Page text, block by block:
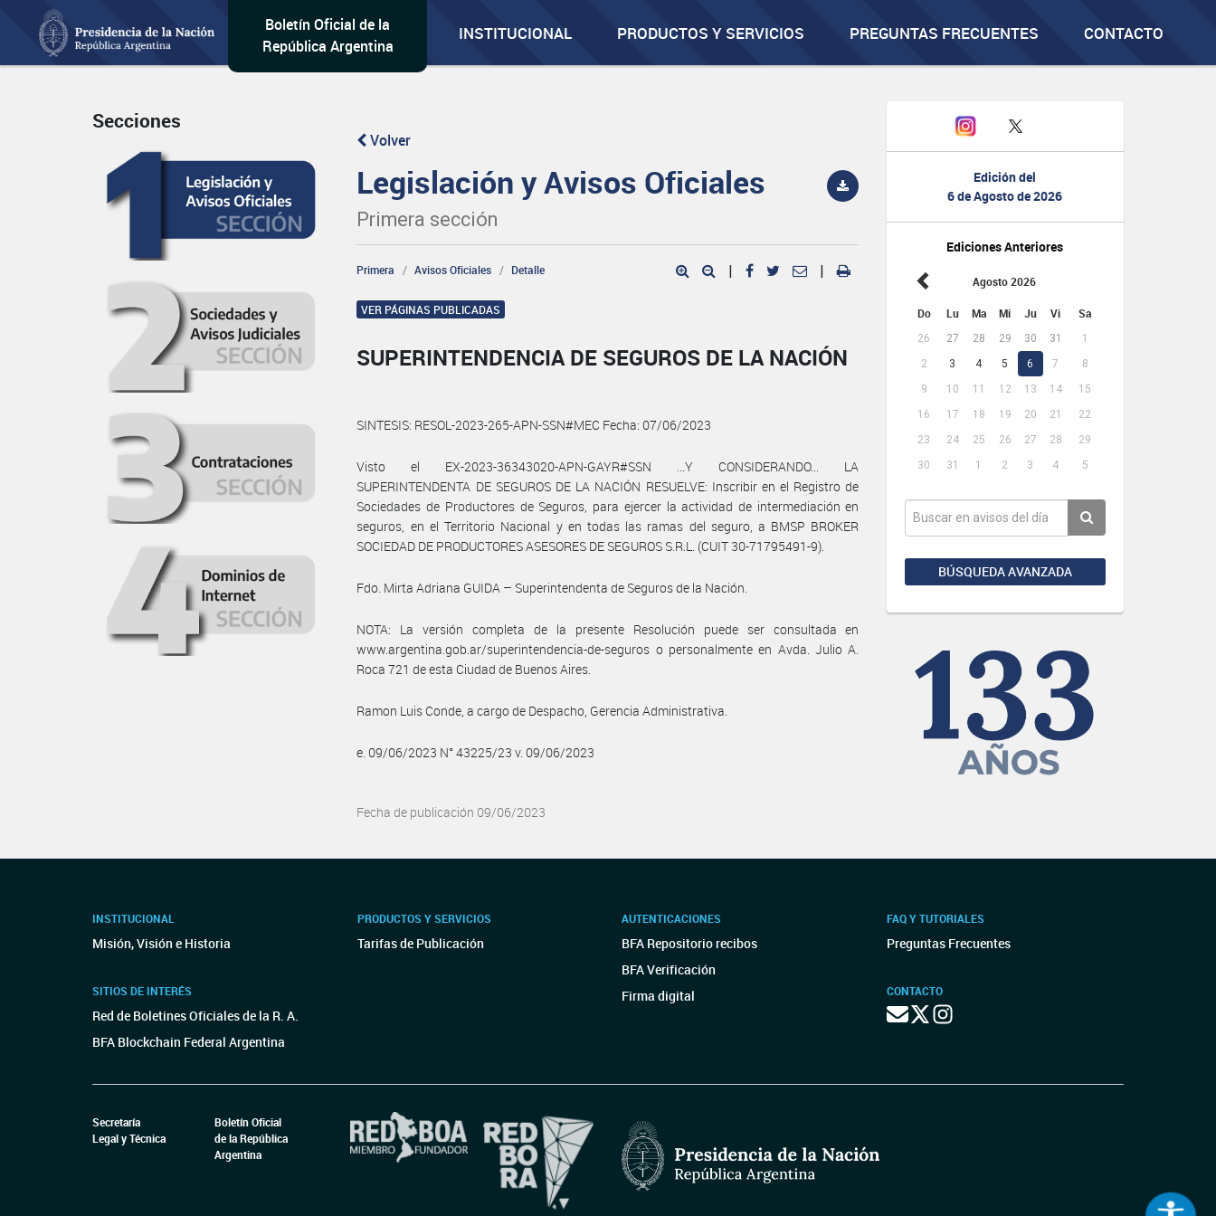
Boletín Oficial de la
República Argentina
INSTITUCIONAL PRODUCTOS Y SERVICIOS PREGUNTAS FRECUENTES CONTACTO
Edición del
6 de Agosto de 2026
Ediciones Anteriores
Agosto 2026
Do Lu Ma Mi Ju Vi Sa
26 27 28 29 30 31
1
2
3 4 5 6 7
8
9
10 11 12 13 14
15
16
17 18 19 20 21
22
23
24 25 26 27 28
29
30
31 1 2 3 4 5
BÚSQUEDA AVANZADA
Secciones
Volver
Legislación y Avisos Oficiales
Primera sección
Primera Avisos Oficiales Detalle | |
VER PÁGINAS PUBLICADAS
SUPERINTENDENCIA DE SEGUROS DE LA NACIÓN
SINTESIS: RESOL-2023-265-APN-SSN#MEC Fecha: 07/06/2023
Visto el EX-2023-36343020-APN-GAYR#SSN ...Y CONSIDERANDO... LA
SUPERINTENDENTA DE SEGUROS DE LA NACIÓN RESUELVE: Inscribir en el Registro de
Sociedades de Productores de Seguros, para ejercer la actividad de intermediación en
seguros, en el Territorio Nacional y en todas las ramas del seguro, a BMSP BROKER
SOCIEDAD DE PRODUCTORES ASESORES DE SEGUROS S.R.L. (CUIT 30-71795491-9).
Fdo. Mirta Adriana GUIDA – Superintendenta de Seguros de la Nación.
NOTA: La versión completa de la presente Resolución puede ser consultada en
www.argentina.gob.ar/superintendencia-de-seguros o personalmente en Avda. Julio A.
Roca 721 de esta Ciudad de Buenos Aires.
Ramon Luis Conde, a cargo de Despacho, Gerencia Administrativa.
e. 09/06/2023 N° 43225/23 v. 09/06/2023
Fecha de publicación 09/06/2023
INSTITUCIONAL
Misión, Visión e Historia
SITIOS DE INTERÉS
Red de Boletines Oficiales de la R. A.
BFA Blockchain Federal Argentina
PRODUCTOS Y SERVICIOS
Tarifas de Publicación
AUTENTICACIONES
BFA Repositorio recibos
BFA Verificación
Firma digital
FAQ Y TUTORIALES
Preguntas Frecuentes
CONTACTO
Secretaría
Legal y Técnica
Boletín Oficial
de la República
Argentina